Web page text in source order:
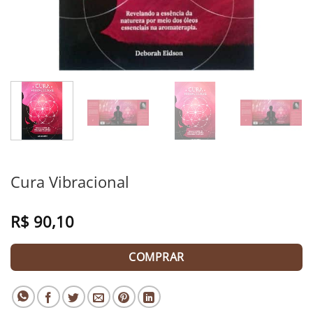
Cura Vibracional
R$ 90,10
COMPRAR